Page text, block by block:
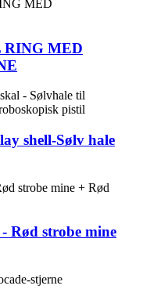
RING MED
shell-Sølv hale
Rød strobe mine